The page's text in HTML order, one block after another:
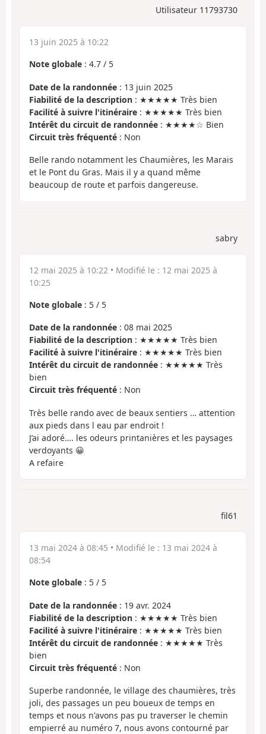
Utilisateur 11793730
13 juin 2025 à 10:22
Note globale : 4.7 / 5
Date de la randonnée : 13 juin 2025
Fiabilité de la description : ★★★★★ Très bien
Facilité à suivre l'itinéraire : ★★★★★ Très bien
Intérêt du circuit de randonnée : ★★★★☆ Bien
Circuit très fréquenté : Non
Belle rando notamment les Chaumières, les Marais
et le Pont du Gras. Mais il y a quand même
beaucoup de route et parfois dangereuse.
sabry
12 mai 2025 à 10:22 • Modifié le : 12 mai 2025 à
10:25
Note globale : 5 / 5
Date de la randonnée : 08 mai 2025
Fiabilité de la description : ★★★★★ Très bien
Facilité à suivre l'itinéraire : ★★★★★ Très bien
Intérêt du circuit de randonnée : ★★★★★ Très
bien
Circuit très fréquenté : Non
Très belle rando avec de beaux sentiers … attention
aux pieds dans l eau par endroit !
J’ai adoré…. les odeurs printanières et les paysages
verdoyants 😀
A refaire
fil61
13 mai 2024 à 08:45 • Modifié le : 13 mai 2024 à
08:54
Note globale : 5 / 5
Date de la randonnée : 19 avr. 2024
Fiabilité de la description : ★★★★★ Très bien
Facilité à suivre l'itinéraire : ★★★★★ Très bien
Intérêt du circuit de randonnée : ★★★★★ Très
bien
Circuit très fréquenté : Non
Superbe randonnée, le village des chaumières, très
joli, des passages un peu boueux de temps en
temps et nous n'avons pas pu traverser le chemin
empierré au numéro 7, nous avons contourné par